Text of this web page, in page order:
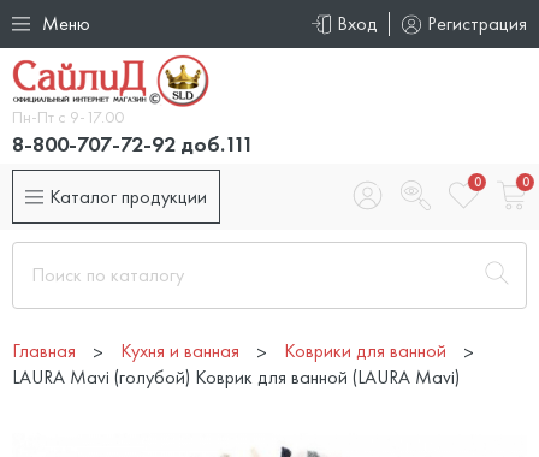
Меню Вход Регистрация
Пн-Пт с 9-17.00
8-800-707-72-92 доб.111
Каталог продукции
0 0
Главная Кухня и ванная
Коврики для ванной
LAURA Mavi (голубой) Коврик для ванной (LAURA Mavi)